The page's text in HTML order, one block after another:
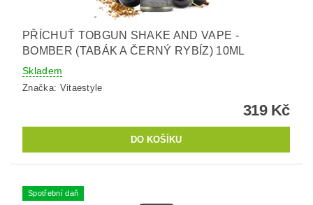
PŘÍCHUŤ TOBGUN SHAKE AND VAPE -
BOMBER (TABÁK A ČERNÝ RYBÍZ) 10ML
Skladem
Značka: Vitaestyle
319 Kč
Spotřební daň